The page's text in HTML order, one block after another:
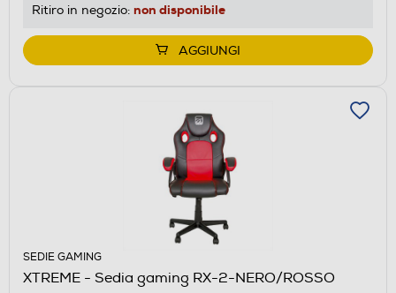
Ritiro in negozio: non disponibile
AGGIUNGI
SEDIE GAMING
XTREME - Sedia gaming RX-2-NERO/ROSSO